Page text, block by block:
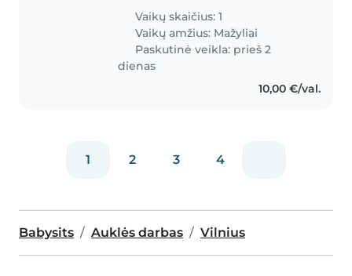
metų dukryte Olivia. Mūsų
šeimoje kalbama trimis kalbomis
– lietuvių, ispanų ir anglų..
Vaikų skaičius: 1
Vaikų amžius: Mažyliai
Paskutinė veikla: prieš 2
dienas
10,00 €/val.
1 2 3 4
Babysits Auklės darbas Vilnius